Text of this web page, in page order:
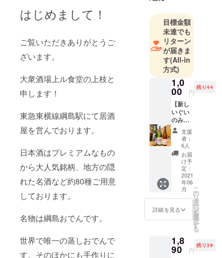
はじめまして！
ご覧いただきありがとうご
ざいます。
大衆酒場上ル食堂の上枝と
申します！
東急東横線綱島駅にて居酒
屋を営んでおります。
日本酒はプレミアムなもの
から大人気銘柄、地方の隠
れた名酒など約80種ご用意
しております。
名物は綱島おでんです。
世界で唯一の蒸しおでんで
す。そのほかにも手作りに
目標金額
未達でも
リターン
が届きま
す(All-in
方式)
1,0
00 円
残り44
【新し
いぐい
のみを
お試し
くださ
い】 利
き酒師
でソム
リエ 酒
の達人
が選ん
だ日本
酒飲み
比べ
セット
酒のプ
んだお
酒の3杯
セット
支援
者：
6人
お届
け予
定：
2021
年06
月
詳細を見る
こ
の
リ
タ
ー
ン
を
選
択
す
る
1,8
90 円
残り39